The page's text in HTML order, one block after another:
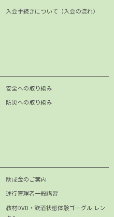
入会手続きについて（入会の流れ）
安全への取り組み
防災への取り組み
助成金のご案内
運行管理者一般講習
教材DVD・飲酒状態体験ゴーグル レン